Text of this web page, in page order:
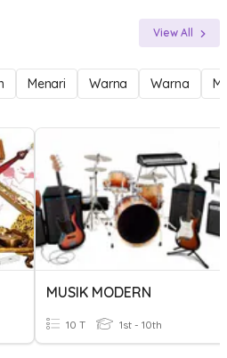
View All
Menari Warna Warna
MUSIK MODERN
10 T 1st - 10th